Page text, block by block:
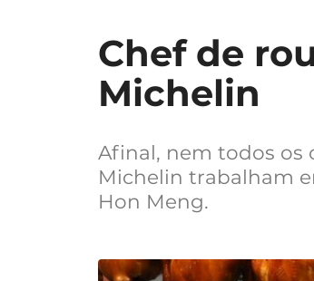
Chef de
Michelin
Afinal, nem todos os
Michelin trabalham
Hon Meng.